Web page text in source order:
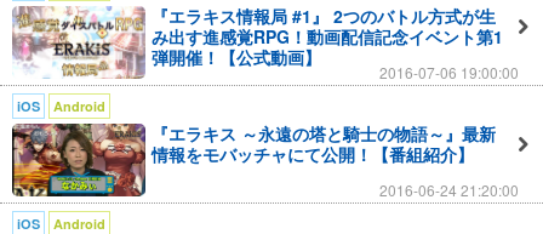
この矛盾を正すため、時のプリドン国王
ヨハネ・クリストファーが立ち上がるが、
変革を望まぬ人々により処刑されてしまう。
しかし、その娘レイチェルが父の意志を継ぎ
世界を正すために、行動を起こす。
それが新たな戦争の幕開けになるとも知らずに…
『エラキス情報局 #1』 2つのバトル方式が生
み出す進感覚RPG！動画配信記念イベント第1
弾開催！【公式動画】
2016-07-06 19:00:00
iOS Android
『エラキス ～永遠の塔と騎士の物語～』最新
情報をモバッチャにて公開！【番組紹介】
2016-06-24 21:20:00
iOS Android